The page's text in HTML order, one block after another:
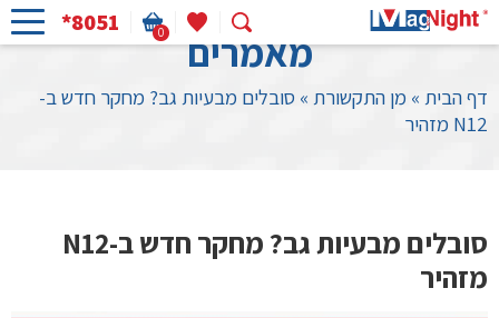
0
*8051
מאמרים
דף הבית » מן התקשורת » סובלים מבעיות גב? מחקר חדש ב-
N12 מזהיר
סובלים מבעיות גב? מחקר חדש ב-N12
מזהיר